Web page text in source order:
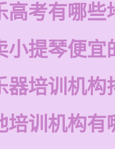
高考有哪些
小提琴便宜
器培训机构
培训机构有